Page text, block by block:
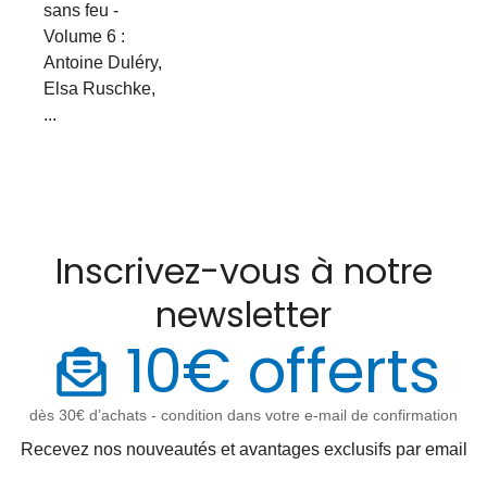
sans feu -
Volume 6 :
Antoine Duléry,
Elsa Ruschke,
...
Inscrivez-vous à notre
newsletter
10€ offerts
dès 30€ d’achats - condition dans votre e-mail de confirmation
Recevez nos nouveautés et avantages exclusifs par email